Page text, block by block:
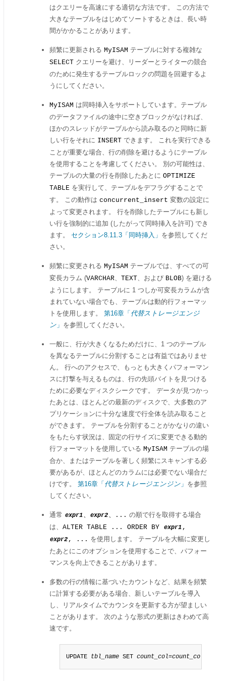
はクエリーを高速にする適切な方法です。 この方法で
大きなテーブルをはじめてソートするときは、長い時
間がかかることがあります。
頻繁に更新される MyISAM テーブルに対する複雑な
SELECT クエリーを避け、リーダーとライターの競合
のために発生するテーブルロックの問題を回避するよ
うにしてください。
MyISAM は同時挿入をサポートしています。テーブル
のデータファイルの途中に空きブロックがなければ、
ほかのスレッドがテーブルから読み取るのと同時に新
しい行をそれに INSERT できます。 これを実行できる
ことが重要な場合、行の削除を避けるようにテーブル
を使用することを考慮してください。 別の可能性は、
テーブルの大量の行を削除したあとに OPTIMIZE
TABLE を実行して、テーブルをデフラグすることで
す。 この動作は concurrent_insert 変数の設定に
よって変更されます。 行を削除したテーブルにも新し
い行を強制的に追加 (したがって同時挿入を許可) でき
ます。 セクション8.11.3「同時挿入」 を参照してくだ
さい。
頻繁に変更される MyISAM テーブルでは、すべての可
変長カラム (VARCHAR、 TEXT、および BLOB) を避ける
ようにします。 テーブルに 1 つしか可変長カラムが含
まれていない場合でも、テーブルは動的行フォーマッ
トを使用します。 第16章「 代替ストレージエンジ
ン 」 を参照してください。
一般に、行が大きくなるためだけに、1 つのテーブル
を異なるテーブルに分割することは有益ではありませ
ん。 行へのアクセスで、もっとも大きくパフォーマン
スに打撃を与えるものは、行の先頭バイトを見つける
ために必要なディスクシークです。 データが見つかっ
たあとは、ほとんどの最新のディスクで、大多数のア
プリケーションに十分な速度で行全体を読み取ること
ができます。 テーブルを分割することがかなりの違い
をもたらす状況は、固定の行サイズに変更できる動的
行フォーマットを使用している MyISAM テーブルの場
合か、またはテーブルを著しく頻繁にスキャンする必
要があるが、ほとんどのカラムには必要でない場合だ
けです。 第16章「 代替ストレージエンジン 」 を参照
してください。
通常 expr1、 expr2、... の順で行を取得する場合
は、 ALTER TABLE ... ORDER BY expr1 ,
expr2 , ... を使用します。 テーブルを大幅に変更し
たあとにこのオプションを使用することで、パフォー
マンスを向上できることがあります。
多数の行の情報に基づいたカウントなど、結果を頻繁
に計算する必要がある場合、新しいテーブルを導入
し、リアルタイムでカウンタを更新する方が望ましい
ことがあります。 次のような形式の更新はきわめて高
速です。
UPDATE tbl_name SET count_col=count_col